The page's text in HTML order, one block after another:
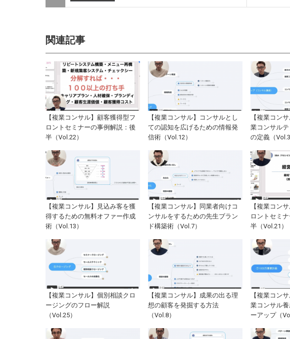
関連記事
【複業コンサル】顧客獲得型フ
ロントセミナーの事例解説：後
半（Vol.22）
【複業コンサル】コンサルとし
ての認知を広げるための情報発
信術（Vol.12）
【複業コン
業コンサル
の定義（Vol.3
【複業コンサル】見込み客を獲
得するための無料オファー作成
術（Vol.13）
【複業コンサル】同業者向けコ
ンサルをするための先生ブラン
ド構築術（Vol.7）
【複業コン
ロントセミ
半（Vol.21）
【複業コンサル】個別相談クロ
ージングのフロー解説
（Vol.25）
【複業コンサル】成果の出る理
想の顧客を発掘する方法
（Vol.8）
【複業コン
業コンサル
ーアップ（